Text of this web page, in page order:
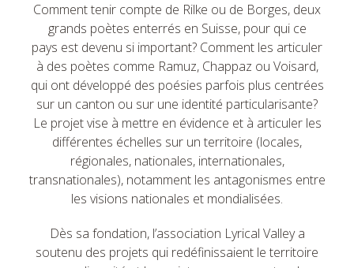
Comment tenir compte de Rilke ou de Borges, deux
grands poètes enterrés en Suisse, pour qui ce
pays est devenu si important? Comment les articuler
à des poètes comme Ramuz, Chappaz ou Voisard,
qui ont développé des poésies parfois plus centrées
sur un canton ou sur une identité particularisante?
Le projet vise à mettre en évidence et à articuler les
différentes échelles sur un territoire (locales,
régionales, nationales, internationales,
transnationales), notamment les antagonismes entre
les visions nationales et mondialisées.
Dès sa fondation, l’association Lyrical Valley a
soutenu des projets qui redéfinissaient le territoire